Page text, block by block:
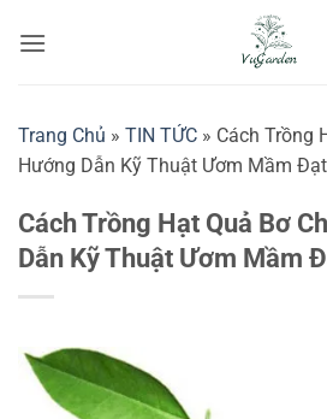
qua
Trang Chủ » TIN TỨC » Cách Trồng
Hướng Dẫn Kỹ Thuật Ươm Mầm
Cách Trồng Hạt Quả Bơ
Dẫn Kỹ Thuật Ươm Mầm